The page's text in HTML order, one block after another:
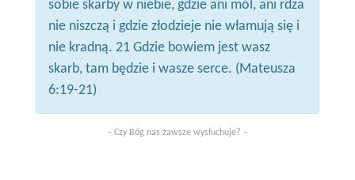
sobie skarby w niebie, gdzie ani mól, ani rdza
nie niszczą i gdzie złodzieje nie włamują się i
nie kradną. 21 Gdzie bowiem jest wasz
skarb, tam będzie i wasze serce. (Mateusza
6:19-21)
– Czy Bóg nas zawsze wysłuchuje? –